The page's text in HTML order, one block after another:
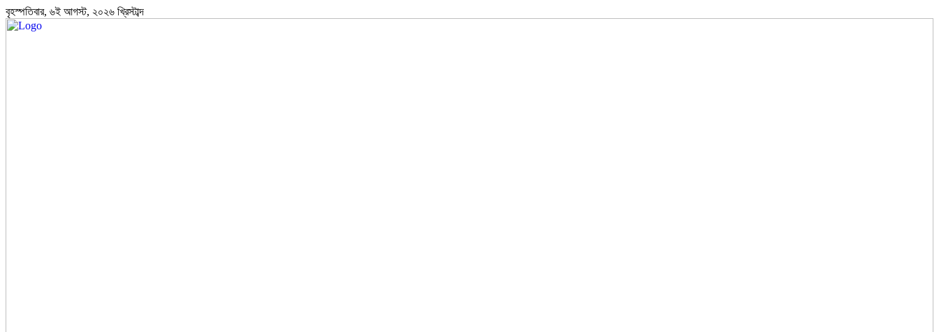
বৃহস্পতিবার, ৬ই আগস্ট, ২০২৬ খ্রিস্টাব্দ